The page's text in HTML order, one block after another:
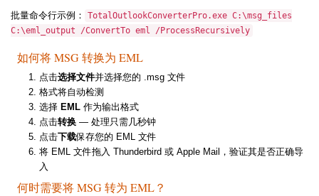
批量命令行示例：
TotalOutlookConverterPro.exe C:\msg_files
C:\eml_output /ConvertTo eml /ProcessRecursively
如何将 MSG 转换为 EML
点击选择文件并选择您的 .msg 文件
格式将自动检测
选择 EML 作为输出格式
点击转换 — 处理只需几秒钟
点击下载保存您的 EML 文件
将 EML 文件拖入 Thunderbird 或 Apple Mail，验证其是否正确导
入
何时需要将 MSG 转为 EML？